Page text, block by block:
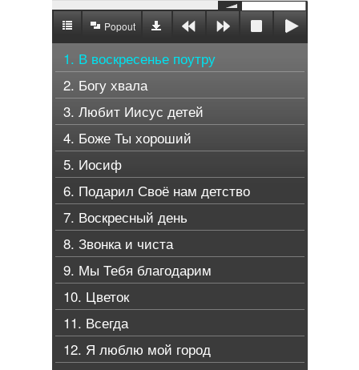
Popout
1. В воскресенье поутру
2. Богу хвала
3. Любит Иисус детей
4. Боже Ты хороший
5. Иосиф
6. Подарил Своё нам детство
7. Воскресный день
8. Звонка и чиста
9. Мы Тебя благодарим
10. Цветок
11. Всегда
12. Я люблю мой город